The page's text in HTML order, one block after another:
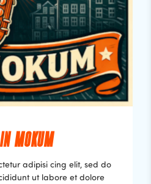
MOKUM
adipisi cing elit, sed do
ut labore et dolore